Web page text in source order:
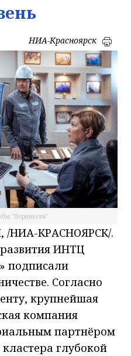
НИА-Красноярск
"Норникеля"
/НИА-КРАСНОЯРСК/.
ИНТЦ
подписали
Согласно
крупнейшая
компания
партнёром
глубокой